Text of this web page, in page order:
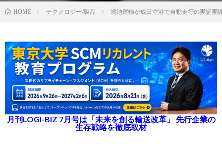
HOME テクノロジー/製品 鴻池運輸が成田空港で自動走行の実証実
月刊LOGI-BIZ 7月号は「未来を創る輸送改革」 先行企業の
生存戦略を徹底取材